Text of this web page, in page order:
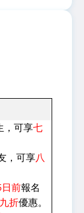
，可享七
，可享八
日前報名
折優惠。